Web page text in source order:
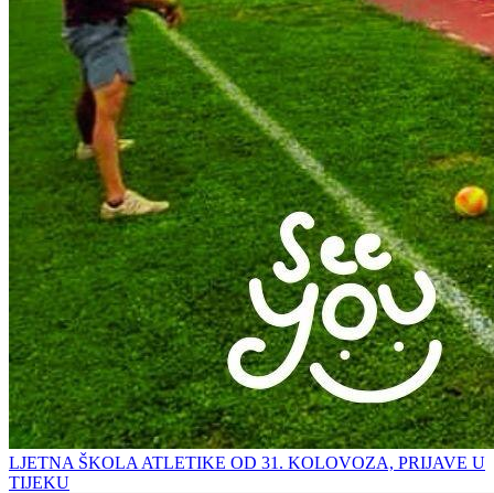
LJETNA ŠKOLA ATLETIKE OD 31. KOLOVOZA, PRIJAVE U
TIJEKU